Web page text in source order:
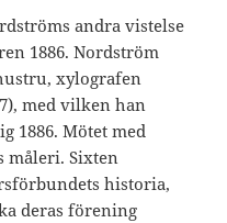
andra vistelse
1886. Nordström
xylografen
med vilken han
1886. Mötet med
måleri. Sixten
historia,
deras förening